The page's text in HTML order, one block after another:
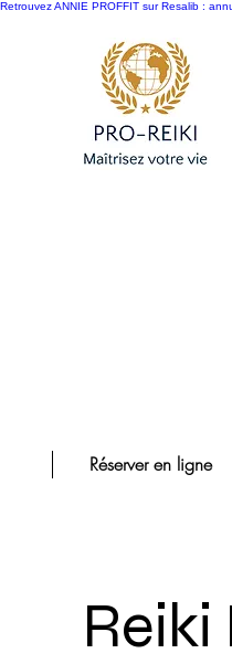
Retrouvez ANNIE PROFFIT sur Resalib :
Réserver en ligne